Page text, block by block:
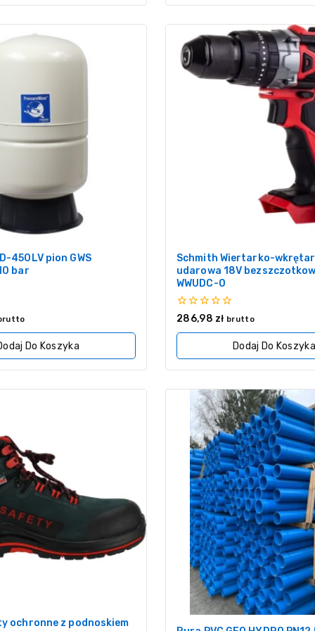
450LV pion GWS
bar
Do Koszyka
Schmith Wiertarko-
udarowa 18V
WWUDC-0
0
5
286,98 zł brutto
Dodaj Do Koszyka
ochronne z podnoskiem